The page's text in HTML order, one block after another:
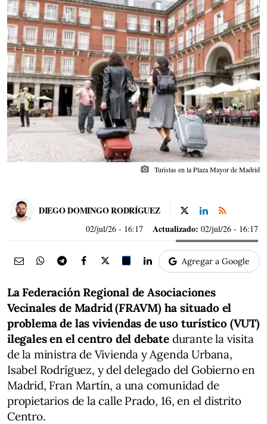
photo_camera Turistas en la Plaza Mayor de Madrid
DIEGO DOMINGO RODRÍGUEZ
02/jul/26 - 16:17 Actualizado: 02/jul/26 - 16:17
Agregar a Google
La Federación Regional de Asociaciones
Vecinales de Madrid (FRAVM) ha situado el
problema de las viviendas de uso turístico (VUT)
ilegales en el centro del debatedurante la visita
de la ministra de Vivienda y Agenda Urbana,
Isabel Rodríguez, y del delegado del Gobierno en
Madrid, Fran Martín, a una comunidad de
propietarios de la calle Prado, 16, en el distrito
Centro.